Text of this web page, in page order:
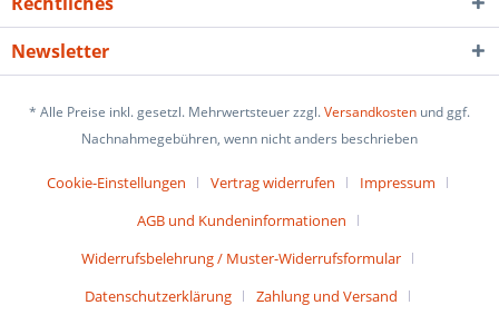
Newsletter
* Alle Preise inkl. gesetzl. Mehrwertsteuer zzgl.Versandkosten und ggf.
Nachnahmegebühren, wenn nicht anders beschrieben
Cookie-Einstellungen Vertrag widerrufen
Impressum
AGB und Kundeninformationen
Widerrufsbelehrung / Muster-Widerrufsformular
Datenschutzerklärung
Zahlung und Versand